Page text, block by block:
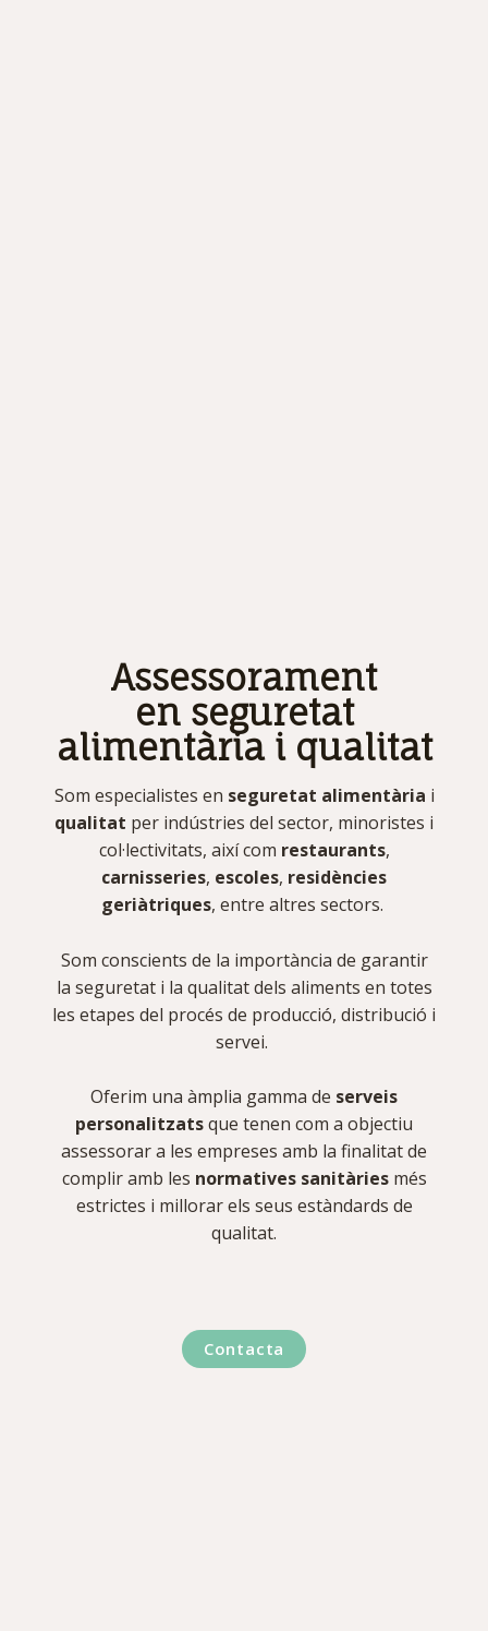
Assessorament
en seguretat
alimentària i qualitat
Som especialistes en seguretat alimentària i
qualitat per indústries del sector, minoristes i
col·lectivitats, així com restaurants,
carnisseries, escoles, residències
geriàtriques, entre altres sectors.
Som conscients de la importància de garantir
la seguretat i la qualitat dels aliments en totes
les etapes del procés de producció, distribució i
servei.
Oferim una àmplia gamma de serveis
personalitzatsque tenen com a objectiu
assessorar a les empreses amb la finalitat de
complir amb les normatives sanitàriesmés
estrictes i millorar els seus estàndards de
qualitat.
Contacta